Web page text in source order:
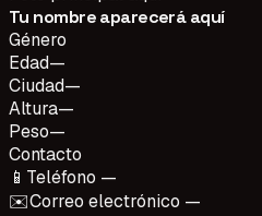
Tu nombre aparecerá aquí
Género
Edad—
Ciudad—
Altura—
Peso—
Contacto
📱 Teléfono —
✉️Correo electrónico —